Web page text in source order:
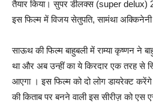
तैयार किया। सुपर डीलक्स (super delux)
इस फिल्म में विजय सेतुपति, सामंथा
साऊथ की फिल्म बाहुबली में राम्या कृष्णन ने
था और अब उन्हीं का ये किरदार एक तरह से
आएगा । इस फिल्म को दो लोग डायरेक्ट
की किताब पर बनने वाली इस सीरीज़ को एस